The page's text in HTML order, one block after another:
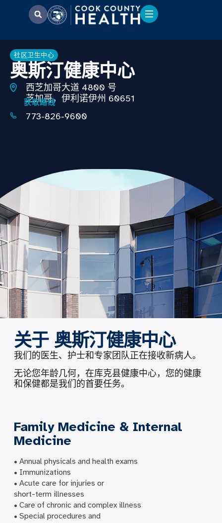
社区卫生中心
奥斯汀健康中心
西芝加哥大道 4800 号
芝加哥，伊利诺伊州 60651
获取路线
773-826-9600
关于 奥斯汀健康中心
我们的医生、护士和专家团队正在接收新病人。
无论您年龄几何，在库克县健康中心，您的健康
和保健都是我们的首要任务。
Family Medicine & Internal
Medicine
• Annual physicals and health exams
• Immunizations
• Acute care for injuries or
short-term illnesses
• Care of chronic and complex illness
• Special procedures and